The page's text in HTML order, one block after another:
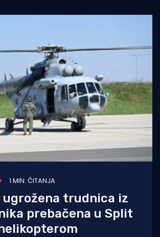
1 MIN. ČITANJA
trudnica iz
prebačena u Split